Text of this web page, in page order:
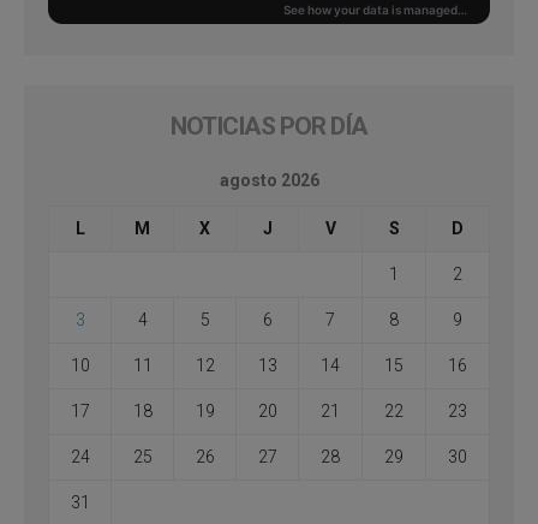
NOTICIAS POR DÍA
agosto 2026
L M X J V S D
1 2
3 4 5 6 7 8 9
10 11 12 13 14 15 16
17 18 19 20 21 22 23
24 25 26 27 28 29 30
31